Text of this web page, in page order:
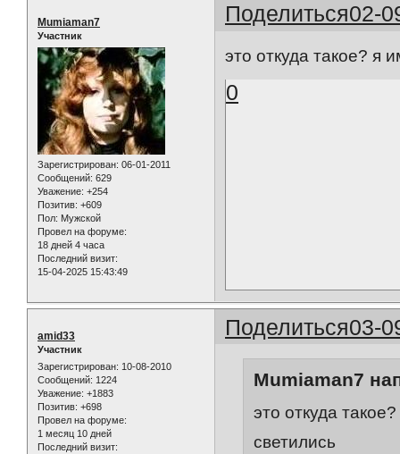
Поделиться02-
Mumiaman7
Участник
Зарегистрирован: 06-01-2011
Сообщений: 629
Уважение: +254
Позитив: +609
Пол: Мужской
Провел на форуме:
18 дней 4 часа
Последний визит:
15-04-2025 15:43:49
это откуда такое? я
0
Поделиться03-
amid33
Участник
Зарегистрирован: 10-08-2010
Сообщений: 1224
Уважение: +1883
Позитив: +698
Провел на форуме:
1 месяц 10 дней
Последний визит:
Mumiaman7
это откуда
светились